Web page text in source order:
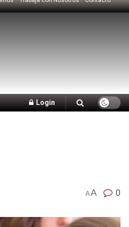
Login
AA 0